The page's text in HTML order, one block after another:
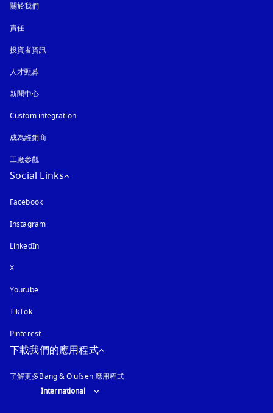
關於我們
責任
投資者資訊
人才甄募
新聞中心
Custom integration
成為經銷商
工廠參觀
Social Links
Facebook
Instagram以新標籤頁開啟
LinkedIn
X
Youtube以新標籤頁開啟
TikTok
Pinterest
下載我們的應用程式
了解更多Bang & Olufsen 應用程式
Select country and language
International